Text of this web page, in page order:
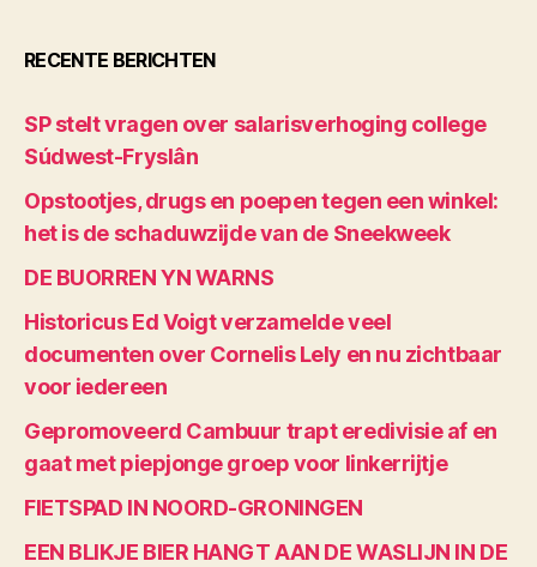
RECENTE BERICHTEN
SP stelt vragen over salarisverhoging college
Súdwest-Fryslân
Opstootjes, drugs en poepen tegen een winkel:
het is de schaduwzijde van de Sneekweek
DE BUORREN YN WARNS
Historicus Ed Voigt verzamelde veel
documenten over Cornelis Lely en nu zichtbaar
voor iedereen
Gepromoveerd Cambuur trapt eredivisie af en
gaat met piepjonge groep voor linkerrijtje
FIETSPAD IN NOORD-GRONINGEN
EEN BLIKJE BIER HANGT AAN DE WASLIJN IN DE